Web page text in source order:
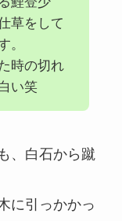
草をして
。
時の切れ
い笑
、白石から蹴
に引っかかっ